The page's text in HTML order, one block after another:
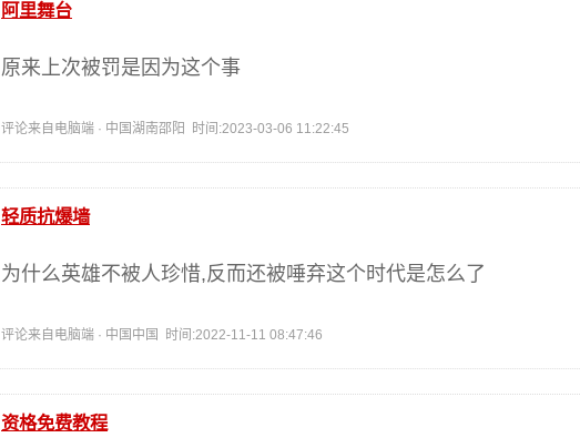
阿里舞台
原来上次被罚是因为这个事
评论来自电脑端 · 中国湖南邵阳 时间:2023-03-06 11:22:45
轻质抗爆墙
为什么英雄不被人珍惜,反而还被唾弃这个时代是怎么了
评论来自电脑端 · 中国中国 时间:2022-11-11 08:47:46
资格免费教程